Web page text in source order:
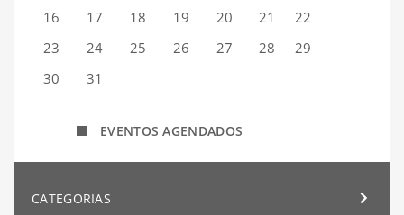
16
17 18 19 20 21
22
23
24 25 26 27 28
29
30
31
EVENTOS AGENDADOS
CATEGORIAS